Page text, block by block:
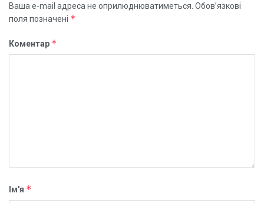
Ваша e-mail адреса не оприлюднюватиметься. Обов’язкові
поля позначені *
Коментар *
Ім'я *